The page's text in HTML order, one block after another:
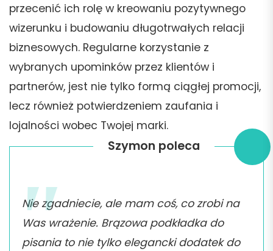
przecenić ich rolę w kreowaniu pozytywnego
wizerunku i budowaniu długotrwałych relacji
biznesowych. Regularne korzystanie z
wybranych upominków przez klientów i
partnerów, jest nie tylko formą ciągłej promocji,
lecz również potwierdzeniem zaufania i
lojalności wobec Twojej marki.
Szymon poleca
Nie zgadniecie, ale mam coś, co zrobi na
Was wrażenie. Brązowa podkładka do
pisania to nie tylko elegancki dodatek do